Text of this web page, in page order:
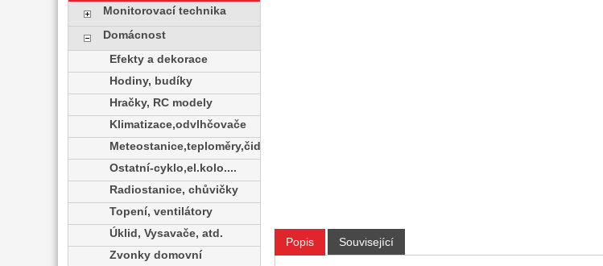
Popis Související
Monitorovací technika
Domácnost
Efekty a dekorace
Hodiny, budíky
Hračky, RC modely
Klimatizace,odvlhčovače
Meteostanice,teploměry,čidla
Ostatní-cyklo,el.kolo....
Radiostanice, chůvičky
Topení, ventilátory
Úklid, Vysavače, atd.
Zvonky domovní